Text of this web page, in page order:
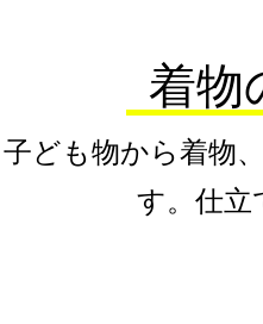
着物
子ども物から着物
す。仕立